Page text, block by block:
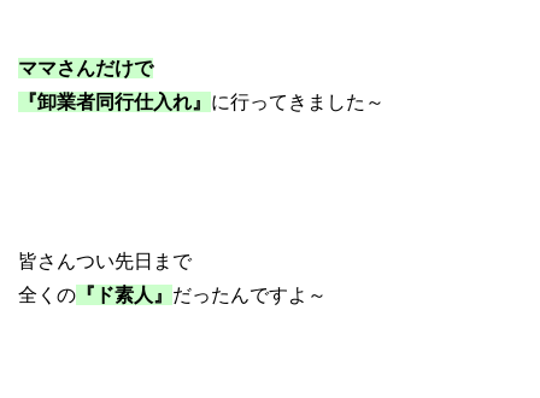
ママさんだけで
『卸業者同行仕入れ』 に行ってきました～
皆さんつい先日まで
全くの 『ド素人』 だったんですよ～